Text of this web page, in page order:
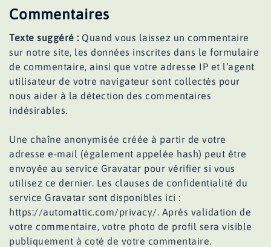
Commentaires
Texte suggéré : Quand vous laissez un commentaire
sur notre site, les données inscrites dans le formulaire
de commentaire, ainsi que votre adresse IP et l’agent
utilisateur de votre navigateur sont collectés pour
nous aider à la détection des commentaires
indésirables.
Une chaîne anonymisée créée à partir de votre
adresse e-mail (également appelée hash) peut être
envoyée au service Gravatar pour vérifier si vous
utilisez ce dernier. Les clauses de confidentialité du
service Gravatar sont disponibles ici :
https://automattic.com/privacy/. Après validation de
votre commentaire, votre photo de profil sera visible
publiquement à coté de votre commentaire.